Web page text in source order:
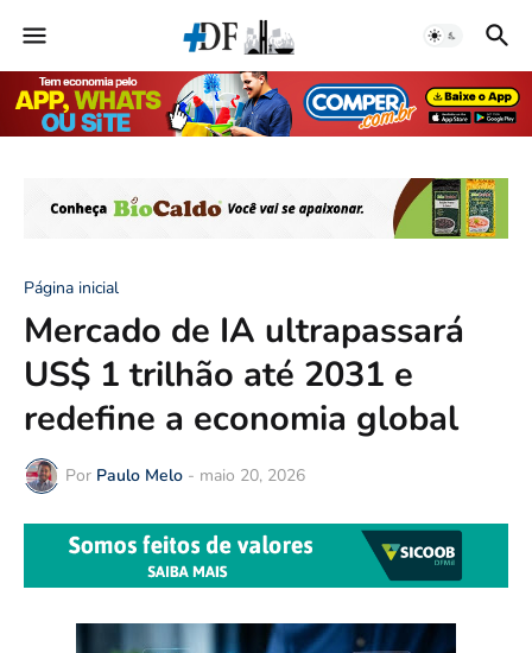
Página inicial
Mercado de IA ultrapassará
US$ 1 trilhão até 2031 e
redefine a economia global
Por Paulo Melo - maio 20, 2026